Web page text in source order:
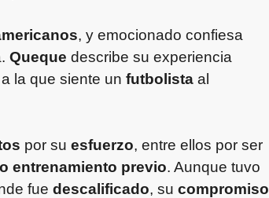
, y emocionado confiesa
Queque describe su experiencia
la que siente un futbolista al
por su esfuerzo, entre ellos por ser
entrenamiento previo. Aunque tuvo
fue descalificado, su compromiso